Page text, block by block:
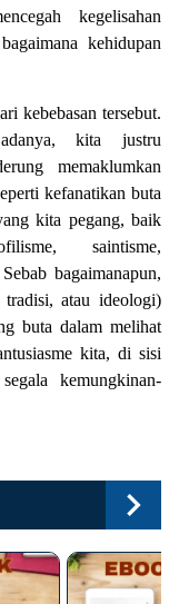
kegelisahan
kehidupan
kebebasan tersebut.
kita justru
memaklumkan
kefanatikan buta
kita pegang, baik
saintisme,
bagaimanapun,
tradisi, atau ideologi)
buta dalam melihat
kita, di sisi
kemungkinan-